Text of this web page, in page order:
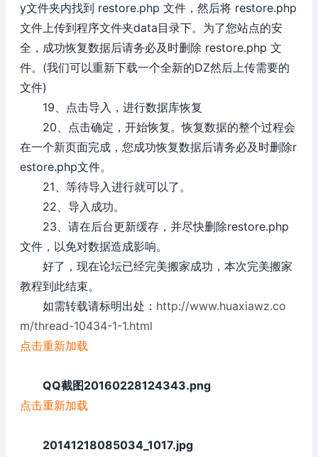
y文件夹内找到 restore.php 文件，然后将 restore.php
文件上传到程序文件夹data目录下。为了您站点的安
全，成功恢复数据后请务必及时删除 restore.php 文
件。(我们可以重新下载一个全新的DZ然后上传需要的
文件)
19、点击导入，进行数据库恢复
20、点击确定，开始恢复。恢复数据的整个过程会
在一个新页面完成，您成功恢复数据后请务必及时删除r
estore.php文件。
21、等待导入进行就可以了。
22、导入成功。
23、请在后台更新缓存，并尽快删除restore.php
文件，以免对数据造成影响。
好了，现在论坛已经完美搬家成功，本次完美搬家
教程到此结束。
如需转载请标明出处： http://www.huaxiawz.co
m/thread-10434-1-1.html
点击重新加载
QQ截图20160228124343.png
点击重新加载
20141218085034_1017.jpg